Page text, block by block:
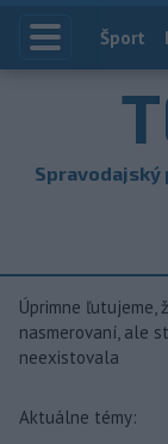
Index
Šport
Úprimne ľutujeme,
nasmerovaní, ale
neexistovala
Aktuálne témy: